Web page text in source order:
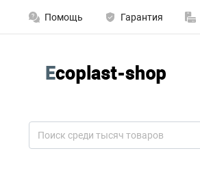
Помощь Гарантия